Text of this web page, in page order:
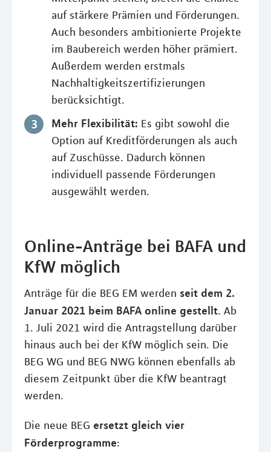
auf stärkere Prämien und Förderungen.
Auch besonders ambitionierte Projekte
im Baubereich werden höher prämiert.
Außerdem werden erstmals
Nachhaltigkeitszertifizierungen
berücksichtigt.
Mehr Flexibilität: Es gibt sowohl die
Option auf Kreditförderungen als auch
auf Zuschüsse. Dadurch können
individuell passende Förderungen
ausgewählt werden.
Online-Anträge bei BAFA und
KfW möglich
Anträge für die BEG EM werden seit dem 2.
Januar 2021 beim BAFA online gestellt. Ab
1. Juli 2021 wird die Antragstellung darüber
hinaus auch bei der KfW möglich sein. Die
BEG WG und BEG NWG können ebenfalls ab
diesem Zeitpunkt über die KfW beantragt
werden.
Die neue BEG ersetzt gleich vier
Förderprogramme: